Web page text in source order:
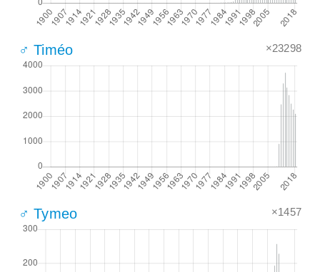
♂ Timéo ×23298
♂ Tymeo ×1457